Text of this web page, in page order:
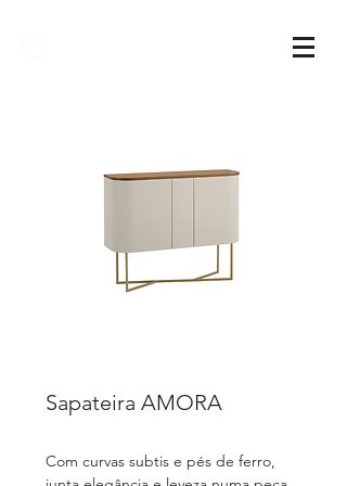
Sapateira AMORA
Com curvas subtis e pés de ferro,